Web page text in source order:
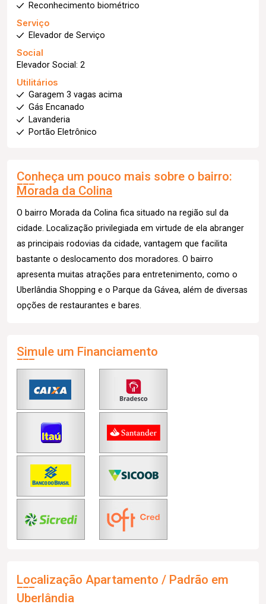
Reconhecimento biométrico
Serviço
Elevador de Serviço
Social
Elevador Social: 2
Utilitários
Garagem 3 vagas acima
Gás Encanado
Lavanderia
Portão Eletrônico
Conheça um pouco mais sobre o bairro:
Morada da Colina
O bairro Morada da Colina fica situado na região sul da
cidade. Localização privilegiada em virtude de ela abranger
as principais rodovias da cidade, vantagem que facilita
bastante o deslocamento dos moradores. O bairro
apresenta muitas atrações para entretenimento, como o
Uberlândia Shopping e o Parque da Gávea, além de diversas
opções de restaurantes e bares.
Simule um Financiamento
Localização Apartamento / Padrão em
Uberlândia